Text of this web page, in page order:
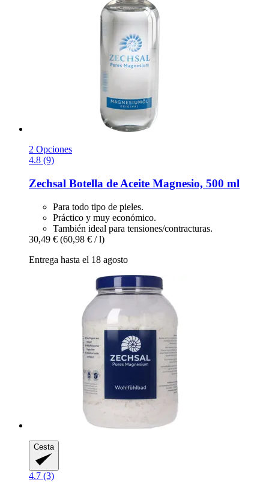
2 Opciones
4.8 (9)
Zechsal Botella de Aceite Magnesio, 500 ml
Para todo tipo de pieles.
Práctico y muy económico.
También ideal para tensiones/contracturas.
30,49 € (60,98 € / l)
Entrega hasta el 18 agosto
Cesta
4.7 (3)